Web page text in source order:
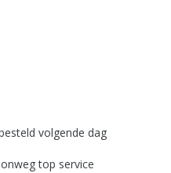
volgende dag
top service